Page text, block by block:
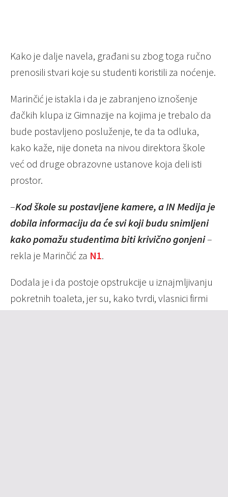
Kako je dalje navela, građani su zbog toga ručno
prenosili stvari koje su studenti koristili za noćenje.
Marinčić je istakla i da je zabranjeno iznošenje
đačkih klupa iz Gimnazije na kojima je trebalo da
bude postavljeno posluženje, te da ta odluka,
kako kaže, nije doneta na nivou direktora škole
već od druge obrazovne ustanove koja deli isti
prostor.
–Kod škole su postavljene kamere, a IN Medija je
dobila informaciju da će svi koji budu snimljeni
kako pomažu studentima biti krivično gonjeni–
rekla je Marinčić za N1.
Dodala je i da postoje opstrukcije u iznajmljivanju
pokretnih toaleta, jer su, kako tvrdi, vlasnici firmi
koje se time bave pozivani na informativne